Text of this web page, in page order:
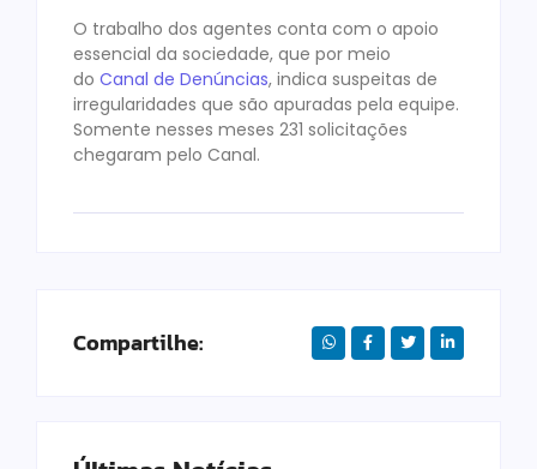
O trabalho dos agentes conta com o apoio
essencial da sociedade, que por meio
do Canal de Denúncias, indica suspeitas de
irregularidades que são apuradas pela equipe.
Somente nesses meses 231 solicitações
chegaram pelo Canal.
Compartilhe: